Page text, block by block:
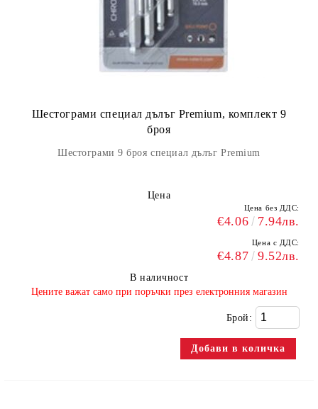
Шестограми специал дълъг Premium, комплект 9
броя
Шестограми 9 броя специал дълъг Premium
Цена
Цена без ДДС:
€4.06 7.94лв.
Цена с ДДС:
€4.87 9.52лв.
В наличност
​Цените важат само при поръчки през електронния магазин
Брой: